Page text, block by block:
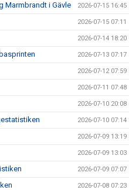
Marmbrandt i Gävle 2026-07-15 16:45
2026-07-15 07:11
2026-07-14 18:20
2026-07-13 07:17
2026-07-12 07:59
2026-07-11 07:48
2026-07-10 20:08
2026-07-10 07:14
2026-07-09 13:19
2026-07-09 13:03
2026-07-09 07:07
2026-07-08 07:23